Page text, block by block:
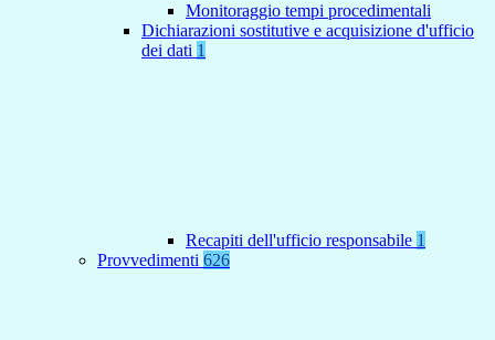
Monitoraggio tempi procedimentali
Dichiarazioni sostitutive e acquisizione d'ufficio
dei dati 1
Recapiti dell'ufficio responsabile 1
Provvedimenti 626